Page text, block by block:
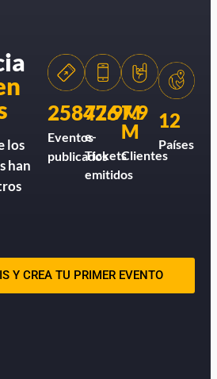
los
han
258426
Eventos
publicados
77.9M
e-
Tickets
emitidos
7.9
M
Clientes
12
Países
Y CREA TU PRIMER EVENTO